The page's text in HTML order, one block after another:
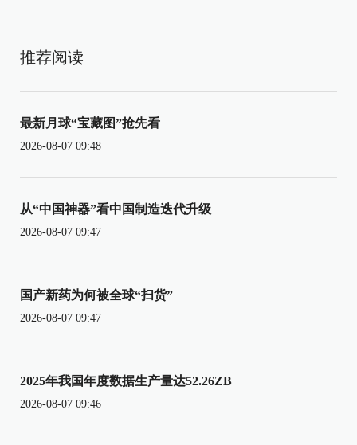
推荐阅读
最新月球“宝藏图”抢先看
2026-08-07 09:48
从“中国神器”看中国制造迭代升级
2026-08-07 09:47
国产新药为何被全球“扫货”
2026-08-07 09:47
2025年我国年度数据生产量达52.26ZB
2026-08-07 09:46